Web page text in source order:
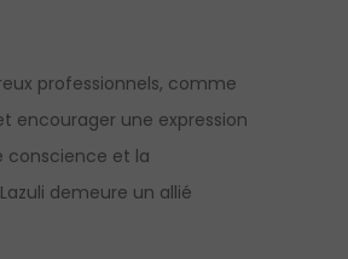
professionnels, comme
encourager une expression
conscience et la
demeure un allié